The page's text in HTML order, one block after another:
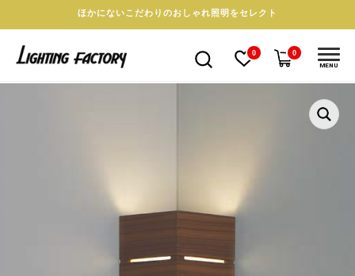
ほかにないこだわりのおしゃれ照明をセレクト
0 0
MENU